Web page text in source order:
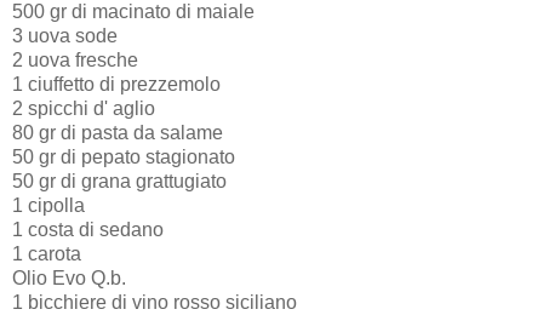
500 gr di macinato di maiale
3 uova sode
2 uova fresche
1 ciuffetto di prezzemolo
2 spicchi d' aglio
80 gr di pasta da salame
50 gr di pepato stagionato
50 gr di grana grattugiato
1 cipolla
1 costa di sedano
1 carota
Olio Evo Q.b.
1 bicchiere di vino rosso siciliano